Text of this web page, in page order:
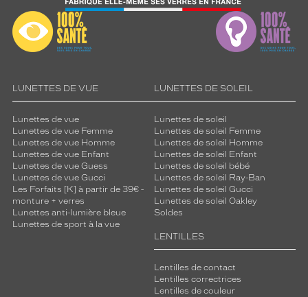
LUNETTES DE VUE
Lunettes de vue
Lunettes de vue Femme
Lunettes de vue Homme
Lunettes de vue Enfant
Lunettes de vue Guess
Lunettes de vue Gucci
Les Forfaits [K] à partir de 39€ -
monture + verres
Lunettes anti-lumière bleue
Lunettes de sport à la vue
LUNETTES DE SOLEIL
Lunettes de soleil
Lunettes de soleil Femme
Lunettes de soleil Homme
Lunettes de soleil Enfant
Lunettes de soleil bébé
Lunettes de soleil Ray-Ban
Lunettes de soleil Gucci
Lunettes de soleil Oakley
Soldes
LENTILLES
Lentilles de contact
Lentilles correctrices
Lentilles de couleur